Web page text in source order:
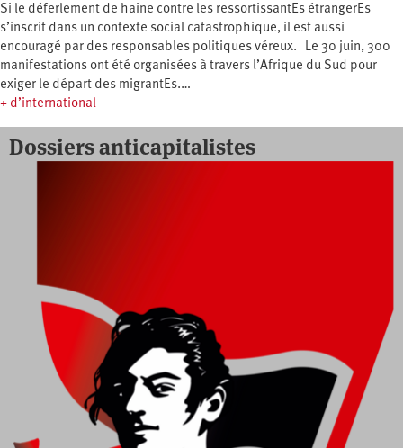
Si le déferlement de haine contre les ressortissantEs étrangerEs
s’inscrit dans un contexte social catastrophique, il est aussi
encouragé par des responsables politiques véreux. Le 30 juin, 300
manifestations ont été organisées à travers l’Afrique du Sud pour
exiger le départ des migrantEs.…
+ d’international
Dossiers anticapitalistes